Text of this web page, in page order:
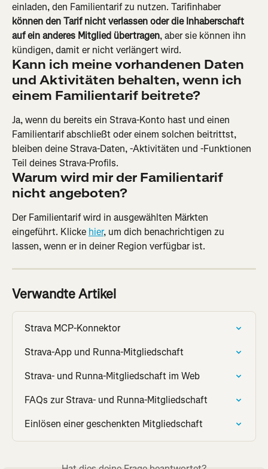
einladen, den Familientarif zu nutzen. Tarifinhaber
können den Tarif nicht verlassen oder die Inhaberschaft
auf ein anderes Mitglied übertragen, aber sie können ihn
kündigen, damit er nicht verlängert wird.
Kann ich meine vorhandenen Daten
und Aktivitäten behalten, wenn ich
einem Familientarif beitrete?
Ja, wenn du bereits ein Strava-Konto hast und einen
Familientarif abschließt oder einem solchen beitrittst,
bleiben deine Strava-Daten, -Aktivitäten und -Funktionen
Teil deines Strava-Profils.
Warum wird mir der Familientarif
nicht angeboten?
Der Familientarif wird in ausgewählten Märkten
eingeführt. Klicke hier, um dich benachrichtigen zu
lassen, wenn er in deiner Region verfügbar ist.
Verwandte Artikel
Strava MCP-Konnektor
Strava-App und Runna-Mitgliedschaft
Strava- und Runna-Mitgliedschaft im Web
FAQs zur Strava- und Runna-Mitgliedschaft
Einlösen einer geschenkten Mitgliedschaft